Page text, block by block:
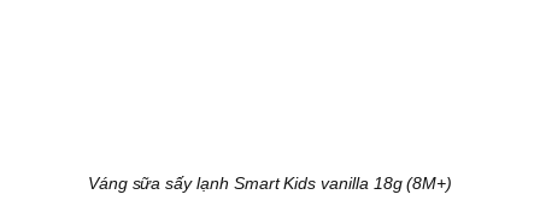
Váng sữa sấy lạnh Smart Kids vanilla 18g (8M+)